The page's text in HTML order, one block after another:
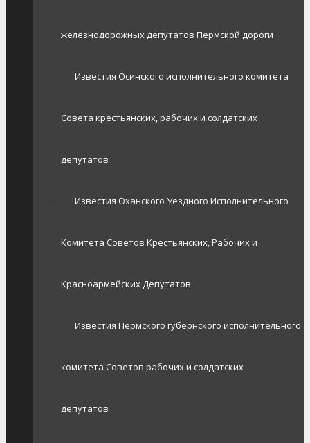
железнодорожных депутатов Пермской дороги
Известия Осинского исполнительного комитета
Совета крестьянских, рабочих и солдатских
депутатов
Известия Оханского Уездного Исполнительного
Комитета Советов Крестьянских, Рабочих и
Красноармейских Депутатов
Известия Пермского губернского исполнительного
комитета Советов рабочих и солдатских
депутатов